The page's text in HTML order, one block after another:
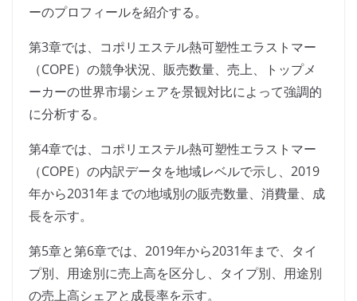
ーのプロフィールを紹介する。
第3章では、コポリエステル熱可塑性エラストマー
（COPE）の競争状況、販売数量、売上、トップメ
ーカーの世界市場シェアを景観対比によって強調的
に分析する。
第4章では、コポリエステル熱可塑性エラストマー
（COPE）の内訳データを地域レベルで示し、2019
年から2031年までの地域別の販売数量、消費量、成
長を示す。
第5章と第6章では、2019年から2031年まで、タイ
プ別、用途別に売上高を区分し、タイプ別、用途別
の売上高シェアと成長率を示す。